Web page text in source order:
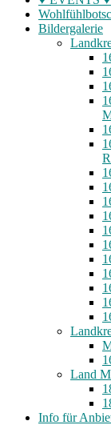
Bildergalerie
Land
Info für